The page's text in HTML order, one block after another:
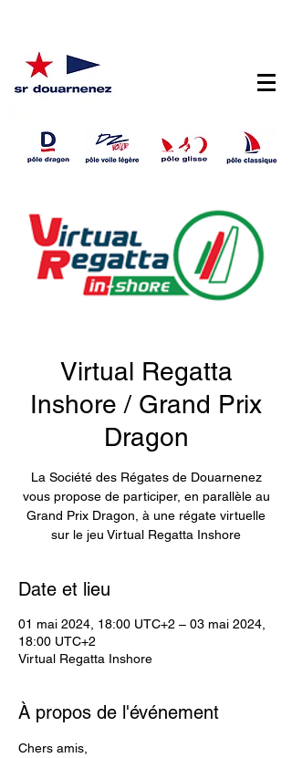
Virtual Regatta
Inshore / Grand Prix
Dragon
La Société des Régates de Douarnenez
vous propose de participer, en parallèle au
Grand Prix Dragon, à une régate virtuelle
sur le jeu Virtual Regatta Inshore
Date et lieu
01 mai 2024, 18:00 UTC+2 – 03 mai 2024,
18:00 UTC+2
Virtual Regatta Inshore
À propos de l'événement
Chers amis,